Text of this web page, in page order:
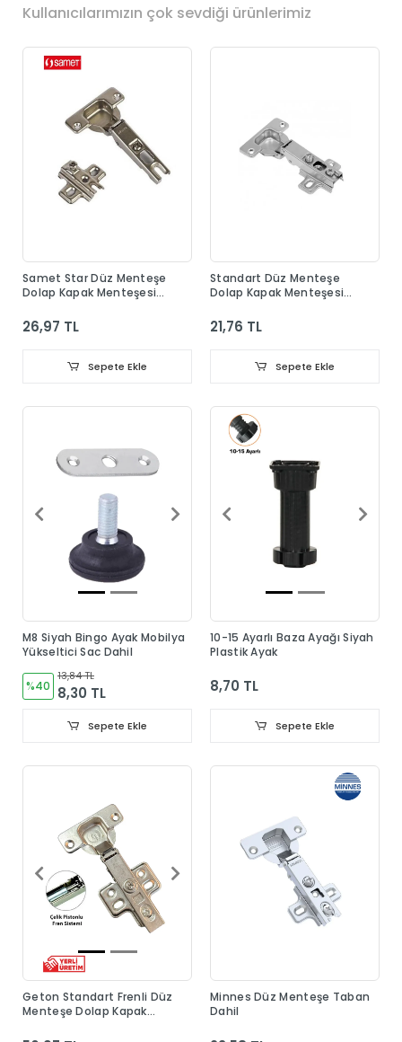
Kullanıcılarımızın çok sevdiği ürünlerimiz
Samet Star Düz Menteşe
Dolap Kapak Menteşesi
26,97 TL
Sepete Ekle
Standart Düz Menteşe
Dolap Kapak Menteşesi
21,76 TL
Sepete Ekle
M8 Siyah Bingo Ayak Mobilya
Yükseltici Sac Dahil
%40
13,84 TL
8,30 TL
Sepete Ekle
10-15 Ayarlı Baza Ayağı Siyah
Plastik Ayak
8,70 TL
Sepete Ekle
Geton Standart Frenli Düz
Menteşe Dolap Kapak
Minnes Düz Menteşe Taban
Dahil